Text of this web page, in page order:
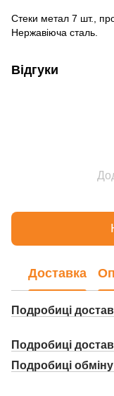
Стеки метал 7 шт.,
Нержавіюча сталь.
Відгуки
Доставка
Подробиці
Подробиці
Подробиці о